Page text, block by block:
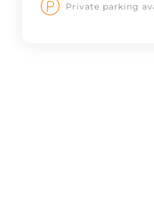
Private parking